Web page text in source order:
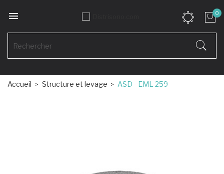
 0
Accueil Structure et levage ASD - EML 259